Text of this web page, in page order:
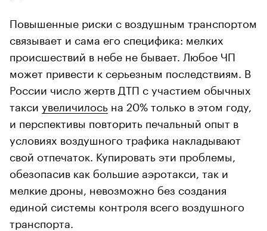
Повышенные риски с воздушным транспортом
связывает и сама его специфика: мелких
происшествий в небе не бывает. Любое ЧП
может привести к серьезным последствиям. В
России число жертв ДТП с участием обычных
такси увеличилось на 20% только в этом году,
и перспективы повторить печальный опыт в
условиях воздушного трафика накладывают
свой отпечаток. Купировать эти проблемы,
обезопасив как большие аэротакси, так и
мелкие дроны, невозможно без создания
единой системы контроля всего воздушного
транспорта.